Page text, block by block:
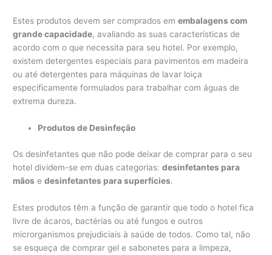
Estes produtos devem ser comprados emembalagens com
grande capacidade, avaliando as suas características de
acordo com o que necessita para seu hotel. Por exemplo,
existem detergentes especiais para pavimentos em madeira
ou até detergentes para máquinas de lavar loiça
especificamente formulados para trabalhar com águas de
extrema dureza.
Produtos de Desinfeção
Os desinfetantes que não pode deixar de comprar para o seu
hotel dividem-se em duas categorias:desinfetantes para
mãos edesinfetantes para superfícies.
Estes produtos têm a função de garantir que todo o hotel fica
livre de ácaros, bactérias ou até fungos e outros
microrganismos prejudiciais à saúde de todos. Como tal, não
se esqueça de comprar gel e sabonetes para a limpeza,